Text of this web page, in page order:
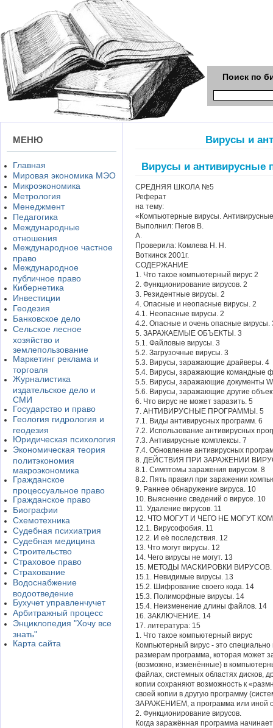
Поиск по
МЕНЮ
Главная
Мировая экономика МЭО
Микроэкономика
Метрология
Менеджмент
Педагогика
Международные
отношения
Международное частное
право
Международное
публичное право
Кибернетика
Инвестиции
Геодезия
Банковское дело
Сельское лесное
хозяйство и
землепользование
Маркетинг реклама и
торговля
Журналистика
издательское дело и
СМИ
Государство и право
Геология гидрология и
геодезия
Юридическая психология
Экономическая теория
политэкономия
макроэкономика
Гражданское
процессуальное право
Гражданское право
Биографии
Схемотехника
Судебная психиатрия
Судебная медицина
Строительство
Страховое право
Страхование
Водоснабжение
водоотведение
Бухучет управленчучет
Арбитражный процесс
Энциклопедия "Хочу все
знать"
Карта сайта
Вирусы и
Вирусы и антивирусные
СРЕДНЯЯ ШКОЛА №5
Реферат
на тему:
«Компьютерные вирусы.
Выполнил: Пегов В.
А.
Проверила: Комлева Н. Н.
Воткинск 2001г.
СОДЕРЖАНИЕ
1. Что такое компьютерный вирус 2
2. Функционирование вирусов. 2
3. Резидентные вирусы. 2
4. Опасные и неопасные вирусы. 2
4.1. Неопасные вирусы. 2
4.2. Опасные и очень опасные вирусы.
5. ЗАРАЖАЕМЫЕ ОБЪЕКТЫ. 3
5.1. Файловые вирусы. 3
5.2. Загрузочные вирусы. 3
5.3. Вирусы, заражающие драйверы. 4
5.4. Вирусы, заражающие командные
5.5. Вирусы, заражающие документы
5.6. Вирусы, заражающие другие
6. Что вирус не может заразить. 5
7. АНТИВИРУСНЫЕ ПРОГРАММЫ. 5
7.1. Виды антивирусных программ. 6
7.2. Использование антивирусных
7.3. Антивирусные комплексы. 7
7.4. Обновление антивирусных
8. ДЕЙСТВИЯ ПРИ ЗАРАЖЕНИИ
8.1. Симптомы заражения вирусом. 8
8.2. Пять правил при заражении
9. Раннее обнаружение вируса. 10
10. Выяснение сведений о вирусе. 10
11. Удаление вирусов. 11
12. ЧТО МОГУТ И ЧЕГО НЕ МОГУТ
12.1. Вирусофобия. 11
12.2. И её последствия. 12
13. Что могут вирусы. 12
14. Чего вирусы не могут. 13
15. МЕТОДЫ МАСКИРОВКИ ВИРУСОВ.
15.1. Невидимые вирусы. 13
15.2. Шифрование своего кода. 14
15.3. Полиморфные вирусы. 14
15.4. Неизменение длины файлов. 14
16. ЗАКЛЮЧЕНИЕ. 14
17. литература: 15
1. Что такое компьютерный вирус
Компьютерный вирус - это
размерам программа, которая может
(возможно, изменённые) в
файлах, системных областях дисков,
копии сохраняют возможность к
своей копии в другую программу
ЗАРАЖЕНИЕМ, а программа или иной
2. Функционирование вирусов.
Когда заражённая программа